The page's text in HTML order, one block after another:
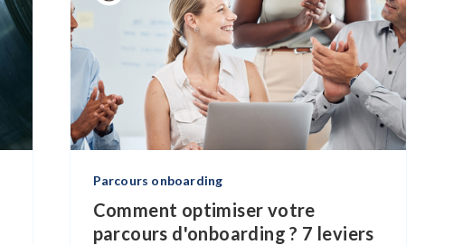
Parcours onboarding
Comment optimiser votre
parcours d'onboarding ? 7 leviers